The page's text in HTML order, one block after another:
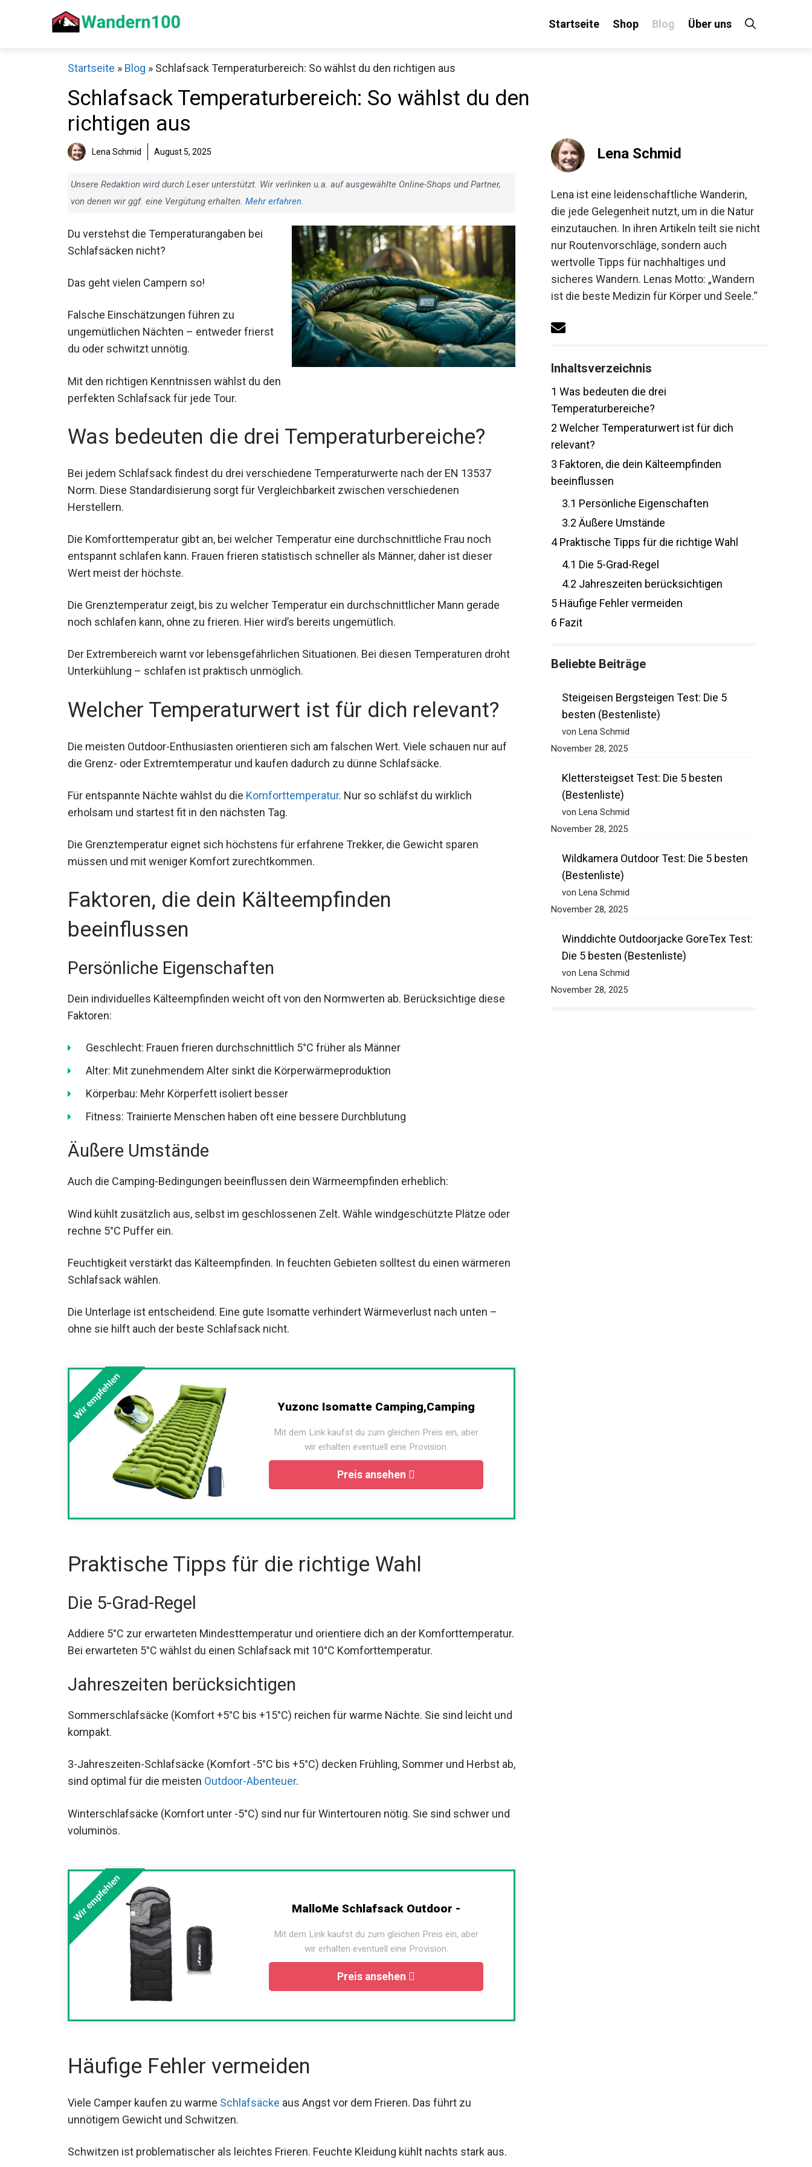
Startseite Shop Blog Über uns
Startseite » Blog » Schlafsack Temperaturbereich: So wählst du den richtigen aus
Schlafsack Temperaturbereich: So wählst du den
richtigen aus
Lena Schmid August 5, 2025
Unsere Redaktion wird durch Leser unterstützt. Wir verlinken u.a. auf ausgewählte Online-Shops und Partner,
von denen wir ggf. eine Vergütung erhalten. Mehr erfahren.
Du verstehst die Temperaturangaben bei
Schlafsäcken nicht?
Das geht vielen Campern so!
Falsche Einschätzungen führen zu
ungemütlichen Nächten – entweder frierst
du oder schwitzt unnötig.
Mit den richtigen Kenntnissen wählst du den perfekten Schlafsack für jede Tour.
Norm. Diese Standardisierung sorgt für Vergleichbarkeit zwischen verschiedenen
Herstellern.
entspannt schlafen kann. Frauen frieren statistisch schneller als Männer, daher ist dieser
Wert meist der höchste.
noch schlafen kann, ohne zu frieren. Hier wird’s bereits ungemütlich.
droht Unterkühlung – schlafen ist praktisch unmöglich.
die Grenz- oder Extremtemperatur und kaufen dadurch zu dünne Schlafsäcke.
erholsam und startest fit in den nächsten Tag.
müssen und mit weniger Komfort zurechtkommen.
beeinflussen
Dein individuelles Kälteempfinden weicht oft von den Normwerten ab. Berücksichtige diese
Faktoren:
Alter: Mit zunehmendem Alter sinkt die Körperwärmeproduktion
Körperbau: Mehr Körperfett isoliert besser
Fitness: Trainierte Menschen haben oft eine bessere Durchblutung
oder rechne 5°C Puffer ein.
wärmeren Schlafsack wählen.
ohne sie hilft auch der beste Schlafsack nicht.
Wir empfehlen
Mit dem Link kaufst du zum gleichen Preis ein, aber
wir erhalten eventuell eine Provision.
Preis ansehen
Addiere 5°C zur erwarteten Mindesttemperatur und orientiere dich an der
Komforttemperatur. Bei erwarteten 5°C wählst du einen Schlafsack mit 10°C
Komforttemperatur.
Jahreszeiten berücksichtigen
Sommerschlafsäcke (Komfort +5°C bis +15°C) reichen für warme Nächte. Sie sind leicht
und kompakt.
3-Jahreszeiten-Schlafsäcke (Komfort -5°C bis +5°C) decken Frühling, Sommer und Herbst
ab, sind optimal für die meistenOutdoor-Abenteuer
Winterschlafsäcke (Komfort unter -5°C) sind nur für Wintertouren nötig. Sie sind schwer
und voluminös.
Wir empfehlen MalloMe Schlafsack Outdoor -
Mit dem Link kaufst du zum gleichen Preis ein, aber
wir erhalten eventuell eine Provision.
Preis ansehen
Häufige Fehler vermeiden
Viele Camper kaufen zu warme Schlafsäcke aus Angst vor dem Frieren. Das führt zu
unnötigem Gewicht und Schwitzen.
Schwitzen ist problematischer als leichtes Frieren. Feuchte Kleidung kühlt nachts stark aus.
Lena Schmid
Lena ist eine leidenschaftliche Wanderin,
die jede Gelegenheit nutzt, um in die Natur
einzutauchen. In ihren Artikeln teilt sie
nicht nur Routenvorschläge, sondern auch
wertvolle Tipps für nachhaltiges und
sicheres Wandern. Lenas Motto: „Wandern
ist die beste Medizin für Körper und Seele.“
Inhaltsverzeichnis
Was bedeuten die drei
Temperaturbereiche?
Welcher Temperaturwert ist für dich
relevant?
Faktoren, die dein Kälteempfinden
beeinflussen
3.1Persönliche Eigenschaften
3.2Äußere Umstände
Praktische Tipps für die richtige Wahl
4.1Die 5-Grad-Regel
4.2Jahreszeiten berücksichtigen
Häufige Fehler vermeiden
Fazit
Beliebte Beiträge
Steigeisen Bergsteigen Test: Die 5
besten (Bestenliste)
von Lena Schmid
November 28, 2025
Klettersteigset Test: Die 5 besten
(Bestenliste)
von Lena Schmid
November 28, 2025
Wildkamera Outdoor Test: Die 5 besten
(Bestenliste)
von Lena Schmid
November 28, 2025
Winddichte Outdoorjacke GoreTex Test:
Die 5 besten (Bestenliste)
von Lena Schmid
November 28, 2025
Decathlon Sale
Schaue dir jetzt die meistverkauften Produkte im Sale bei Decathlon an!
Jetzt anschauen